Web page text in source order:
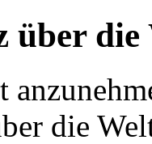
über die
die